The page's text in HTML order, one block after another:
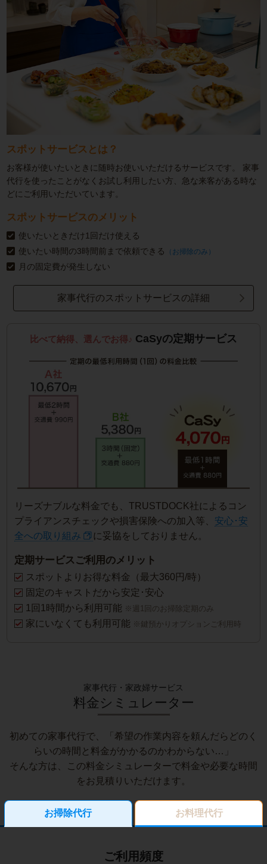
スポットサービスとは？
お客様が使いたいときに随時お使いいただけるサービスです。
家事
代行を使ったことがなくお試し利用したい方、急な来客がある時な
どにご利用いただいています。
スポットサービスのメリット
使いたいときだけ1回だけ使える
使いたい時間の3時間前まで依頼できる
（お掃除のみ）
月の固定費が発生しない
家事代行のスポットサービスの詳細
比べて納得、選んでお得♪ CaSyの定期サービス
リーズナブルな料金でも、TRUSTDOCK社によるコン
プライアンスチェックや損害保険への加入等、 安心･安
全への取り組み
に妥協をしておりません。
定期サービスご利用のメリット
スポットよりお得な料金（最大360円/時）
固定のキャストだから安定･安心
1回1時間から利用可能 ※週1回のお掃除定期のみ
家にいなくても利用可能 ※鍵預かりオプションご利用時
家事代行・家政婦サービス
料金シミュレーター
初めての家事代行で、「希望の作業内容を頼んだらどのく
らいの時間と料金がかかるのかわからない…」
そんな方は、この料金シミュレーターで料金や必要な時間
をお見積りいただけます。
お掃除代行 お料理代行
ご利用頻度